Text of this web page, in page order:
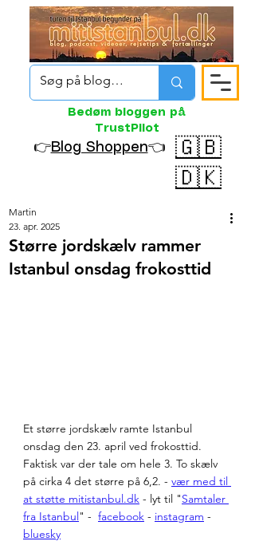
Bedøm bloggen på
TrustPilot
👉Blog Shoppen👈
🇬🇧
🇩🇰
Større jordskælv rammer
Istanbul onsdag frokosttid
Martin
23. apr. 2025
Et større jordskælv ramte Istanbul
onsdag den 23. april ved frokosttid.
Faktisk var der tale om hele 3. To skælv
på cirka 4 det større på 6,2. - vær med til
at støtte mitistanbul.dk - lyt til "Samtaler
fra Istanbul" - facebook - instagram -
bluesky